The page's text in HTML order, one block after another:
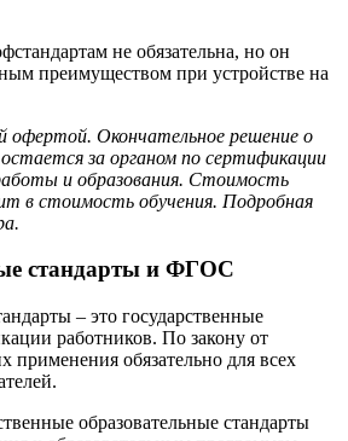
не обязательна, но он
преимуществом при устройстве на
офертой. Окончательное решение о
за органом по сертификации
и образования. Стоимость
в стоимость обучения. Подробная
стандарты и ФГОС
– это государственные
работников. По закону от
обязательно для всех
образовательные стандарты